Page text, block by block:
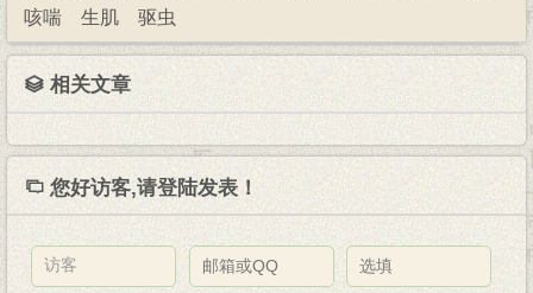
咳喘
生肌 驱虫
相关文章
您好访客,请登陆发表！